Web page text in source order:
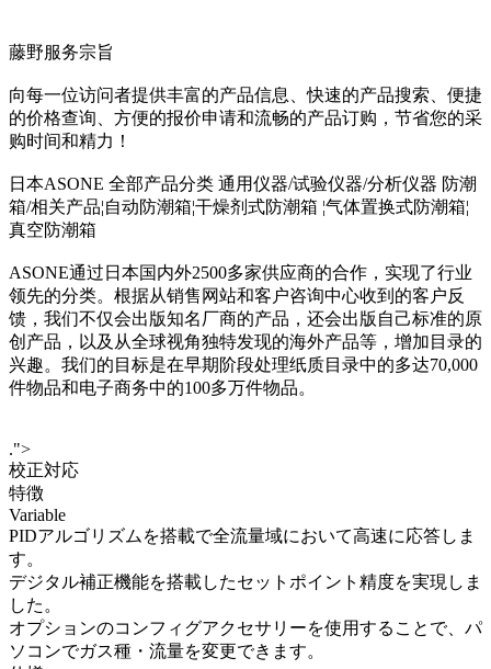
藤野服务宗旨
向每一位访问者提供丰富的产品信息、快速的产品搜索、便捷
的价格查询、方便的报价申请和流畅的产品订购，节省您的采
购时间和精力！
日本ASONE 全部产品分类 通用仪器/试验仪器/分析仪器 防潮
箱/相关产品¦自动防潮箱¦干燥剂式防潮箱 ¦气体置换式防潮箱¦
真空防潮箱
ASONE通过日本国内外2500多家供应商的合作，实现了行业
领先的分类。根据从销售网站和客户咨询中心收到的客户反
馈，我们不仅会出版知名厂商的产品，还会出版自己标准的原
创产品，以及从全球视角独特发现的海外产品等，增加目录的
兴趣。我们的目标是在早期阶段处理纸质目录中的多达70,000
件物品和电子商务中的100多万件物品。
.">
校正対応
特徴
Variable
PIDアルゴリズムを搭載で全流量域において高速に応答しま
す。
デジタル補正機能を搭載したセットポイント精度を実現しま
した。
オプションのコンフィグアクセサリーを使用することで、パ
ソコンでガス種・流量を変更できます。